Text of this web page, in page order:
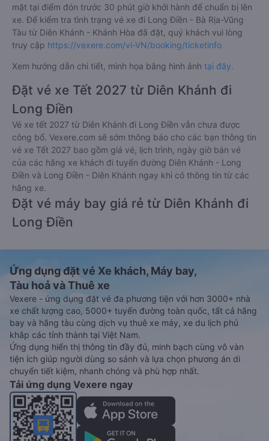
mặt tại điểm đón trước 30 phút giờ khởi hành để chuẩn bị lên
xe. Để kiểm tra tình trạng vé xe đi Long Điền - Bà Rịa-Vũng
Tàu từ Diên Khánh - Khánh Hòa đã đặt, quý khách vui lòng
truy cập https://vexere.com/vi-VN/booking/ticketinfo
Xem hướng dẫn chi tiết, minh họa bằng hình ảnh tại đây.
Đặt vé xe Tết 2027 từ Diên Khánh đi
Long Điền
Vé xe tết 2027 từ Diên Khánh đi Long Điền vẫn chưa được
công bố. Vexere.com sẽ sớm thông báo cho các bạn thông tin
vé xe Tết 2027 bao gồm giá vé, lịch trình, ngày giờ bán vé
của các hãng xe khách đi tuyến đường Diên Khánh - Long
Điền và Long Điền - Diên Khánh ngay khi có thông tin từ các
hãng xe.
Đặt vé máy bay giá rẻ từ Diên Khánh đi
Long Điền
Ứng dụng đặt vé Xe khách, Máy bay,
Tàu hoả và Thuê xe
Vexere - ứng dụng đặt vé đa phương tiện với hơn 3000+ nhà
xe chất lượng cao, 5000+ tuyến đường toàn quốc, tất cả hãng
bay và hãng tàu cùng dịch vụ thuê xe máy, xe du lịch phủ
khắp các tỉnh thành tại Việt Nam.
Ứng dụng hiển thị thông tin đầy đủ, minh bạch cùng vô vàn
tiện ích giúp người dùng so sánh và lựa chọn phương án di
chuyển tiết kiệm, nhanh chóng và phù hợp nhất.
Tải ứng dụng Vexere ngay